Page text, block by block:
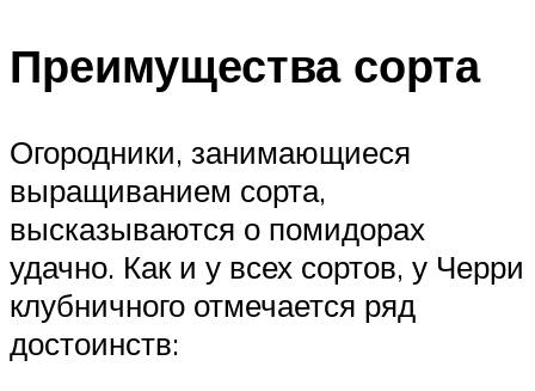
Преимущества сорта
Огородники, занимающиеся
выращиванием сорта,
высказываются о помидорах
удачно. Как и у всех сортов, у Черри
клубничного отмечается ряд
достоинств: